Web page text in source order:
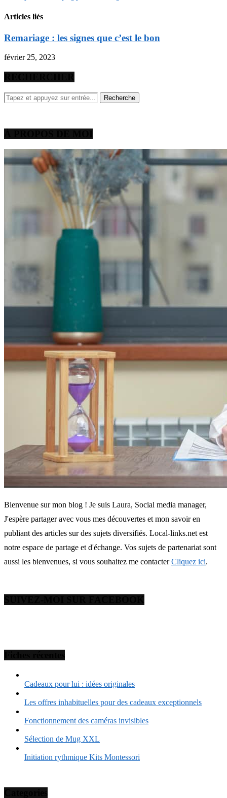
Articles liés
Remariage : les signes que c’est le bon
février 25, 2023
Bienvenue sur mon blog ! Je suis Laura, Social media manager,
J'espère partager avec vous mes découvertes et mon savoir en
publiant des articles sur des sujets diversifiés. Local-links.net est
notre espace de partage et d'échange. Vos sujets de partenariat sont
aussi les bienvenues, si vous souhaitez me contacterCliquez ici.
Cadeaux pour lui : idées originales
Les offres inhabituelles pour des cadeaux exceptionnels
Fonctionnement des caméras invisibles
Sélection de Mug XXL
Initiation rythmique Kits Montessori